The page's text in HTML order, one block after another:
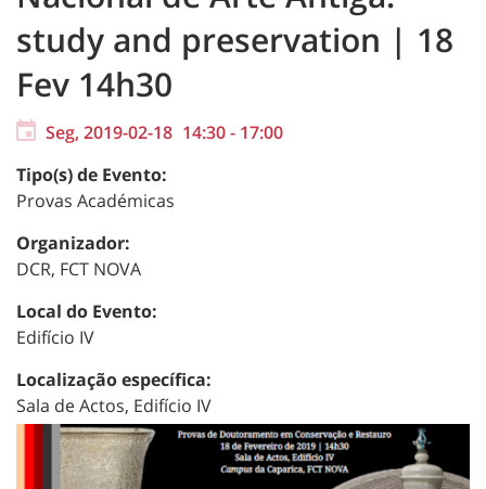
study and preservation | 18
Fev 14h30
Seg, 2019-02-18 14:30- 17:00
Tipo(s) de Evento:
Provas Académicas
Organizador:
DCR, FCT NOVA
Local do Evento:
Edifício IV
Localização específica:
Sala de Actos, Edifício IV